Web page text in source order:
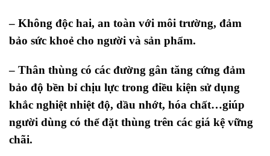
– Không độc hai, an toàn với môi trường, đảm
bảo sức khoẻ cho người và sản phẩm.
– Thân thùng có các đường gân tăng cứng đảm
bảo độ bền bỉ chịu lực trong điều kiện sử dụng
khắc nghiệt nhiệt độ, dầu nhớt, hóa chất…giúp
người dùng có thể đặt thùng trên các giá kệ vững
chãi.